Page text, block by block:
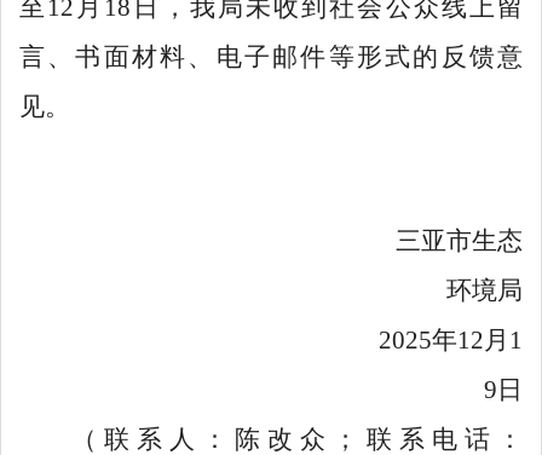
至 12 月 18 日，我局未收到社会公众线上留
言、书面材料、电子邮件等形式的 反馈意
见。
三亚市生态
环境局
2025年12 月 1
9 日
（联系人：陈改众；联系电话：